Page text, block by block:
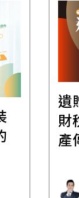
遺
財
產